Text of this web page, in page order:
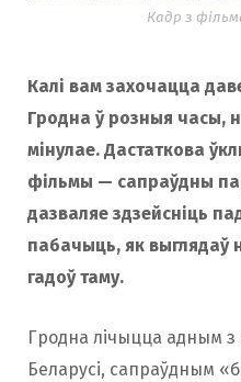
Кадр з
Калі вам захочацца
Гродна ў розныя часы,
мінулае. Дастаткова
фільмы — сапраўдны
дазваляе здзейсніць
пабачыць, як выглядаў
гадоў таму.
Гродна лічыцца адным
Беларусі, сапраўдным